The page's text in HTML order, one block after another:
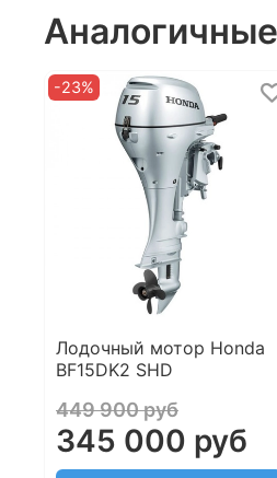
-23%
Лодочный мотор Honda
BF15DK2 SHD
449 900 руб
345 000 руб